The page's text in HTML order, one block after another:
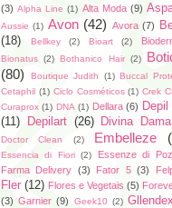
(3) Alpha Line (1) Alta Moda (9)
Aussie (1) Avon (42) Avora (7)
(18)
Bellkey (2) Bioart (2)
Bionatus (2) Bothanico Hair (2)
(80)
Boutique Judith (1) Buccal
Cetaphil (1) Ciclo Cosméticos (1) Crek
Curaprox (1) DNA (1) Dellara (6)
(11)
Depilart (26) Divina Dama
Doctor Clean (2) Embelleze
Essencia di Fiori (2) Essenze di
Farma Delivery (3) Fator 5 (3)
Fler (12) Flores e Vegetais (5)
(3) Garnier (9) Geek10 (2) Gllendex